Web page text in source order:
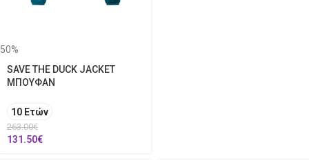
50%
SAVE THE DUCK JACKET
ΜΠΟΥΦΑΝ
10 Ετών
263.00€
131.50€